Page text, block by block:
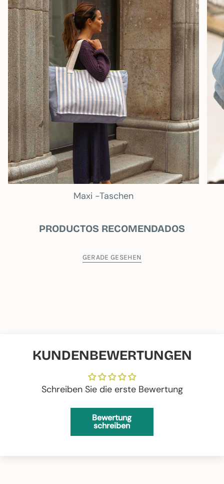
Maxi -Taschen
PRODUCTOS RECOMENDADOS
GERADE GESEHEN
KUNDENBEWERTUNGEN
Schreiben Sie die erste Bewertung
Bewertung
schreiben